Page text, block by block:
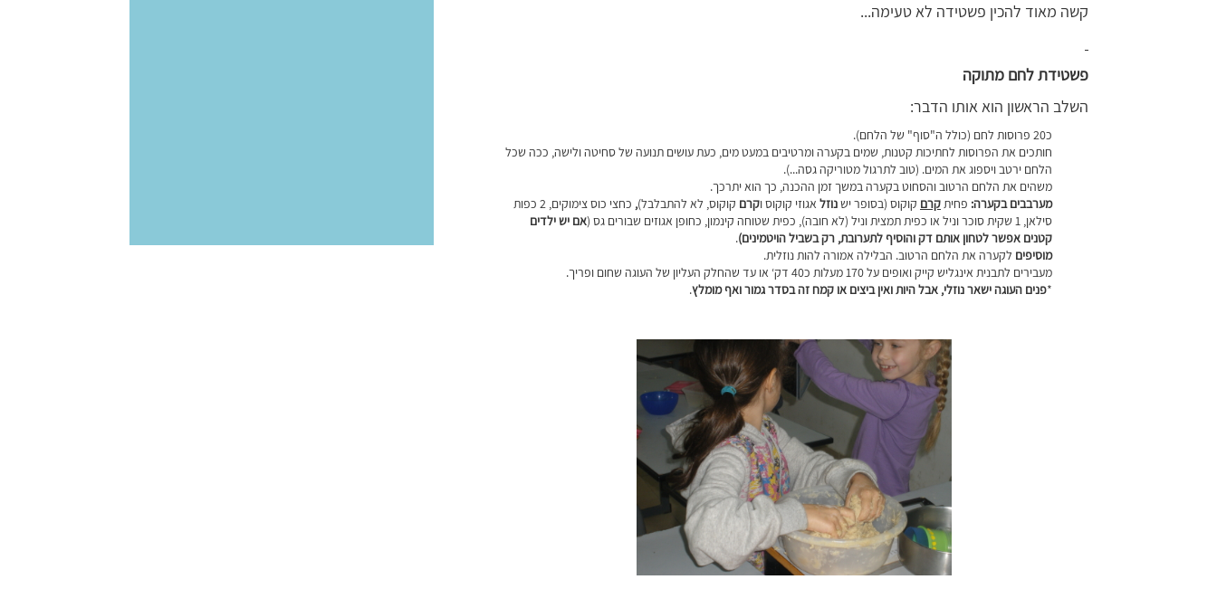
קשה מאוד להכין פשטידה לא טעימה...
פשטידת לחם מתוקה
השלב הראשון הוא אותו הדבר:
כ20 פרוסות לחם (כולל ה"סוף" של הלחם).
חותכים את הפרוסות לחתיכות קטנות, שמים בקערה ומרטיבים במעט מים, כעת עושים תנועה של סחיטה ולישה, ככה שכל
הלחם ירטב ויספוג את המים. (טוב לתרגול מטוריקה גסה...).
משהים את הלחם הרטוב והסחוט בקערה במשך זמן ההכנה, כך הוא יתרכך.
מערבבים בקערה: פחיתקרם קוקוס (בסופר ישנוזל אגוזי קוקוס וקרם קוקוס, לא להתבלבל),
כחצי כוס צימוקים, 2 כפות
סילאן, 1 שקית סוכר וניל או כפית תמצית וניל (לא חובה), כפית שטוחה קינמון, כחופן אגוזים שבורים גס (
אם יש ילדים
קטנים אפשר לטחון אותם דק והוסיף לתערובת, רק בשביל הויטמינים).
מוסיפים לקערה את הלחם הרטוב. הבלילה אמורה להות נוזלית.
מעבירים לתבנית אינגליש קייק ואופים על 170 מעלות כ40 דק‘ או עד שהחלק העליון של העוגה שחום ופריך.
*פנים העוגה ישאר נוזלי, אבל היות ואין ביצים או קמח זה בסדר גמור ואף מומלץ.